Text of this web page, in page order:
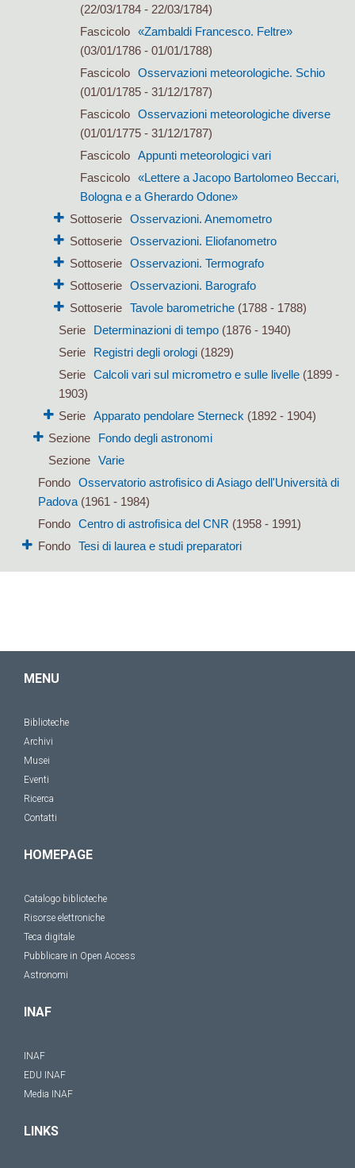
(22/03/1784 - 22/03/1784)
Fascicolo «Zambaldi Francesco. Feltre»
(03/01/1786 - 01/01/1788)
Fascicolo Osservazioni meteorologiche. Schio
(01/01/1785 - 31/12/1787)
Fascicolo Osservazioni meteorologiche diverse
(01/01/1775 - 31/12/1787)
Fascicolo Appunti meteorologici vari
Fascicolo «Lettere a Jacopo Bartolomeo Beccari,
Bologna e a Gherardo Odone»
Sottoserie
Osservazioni. Anemometro
Sottoserie
Osservazioni. Eliofanometro
Sottoserie
Osservazioni. Termografo
Sottoserie
Osservazioni. Barografo
Sottoserie
Tavole barometriche(1788 - 1788)
Serie
Determinazioni di tempo (1876 - 1940)
Serie
Registri degli orologi (1829)
Serie
Calcoli vari sul micrometro e sulle livelle (1899 -
1903)
Serie
Apparato pendolare Sterneck (1892 - 1904)
Sezione
Fondo degli astronomi
Sezione Varie
Fondo
Osservatorio astrofisico di Asiago dell'Università di
Padova(1961 - 1984)
Fondo
Centro di astrofisica del CNR (1958 - 1991)
Fondo
Tesi di laurea e studi preparatori
MENU
Biblioteche
Archivi
Musei
Eventi
Ricerca
Contatti
HOMEPAGE
Catalogo biblioteche
Risorse elettroniche
Teca digitale
Pubblicare in Open Access
Astronomi
INAF
INAF
EDU INAF
Media INAF
LINKS